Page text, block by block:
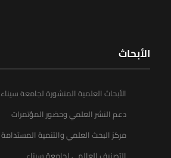
الأبحاث
الأبحاث العلمية المنشورة لجامعة سيناء
دعم النشر العلمي وحضور المؤتمرات
مركز البحث العلمي والتنمية المستدامة